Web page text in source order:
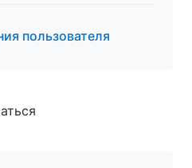
пользователя